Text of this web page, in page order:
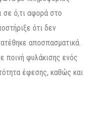
σε ό,τι αφορά στο
ότι δεν
αποσπασματικά.
ποινή φυλάκισης ενός
έφεσης, καθώς και